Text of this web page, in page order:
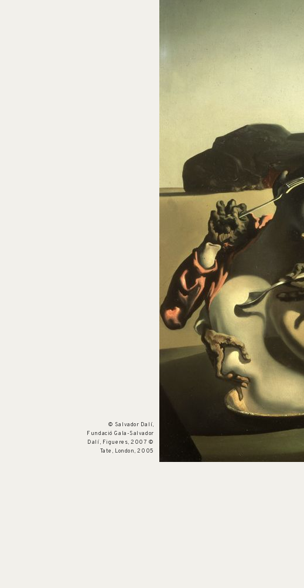
© Salvador Dalí,
Fundació Gala-Salvador
Dalí, Figueres, 2007 ©
Tate, London, 2005